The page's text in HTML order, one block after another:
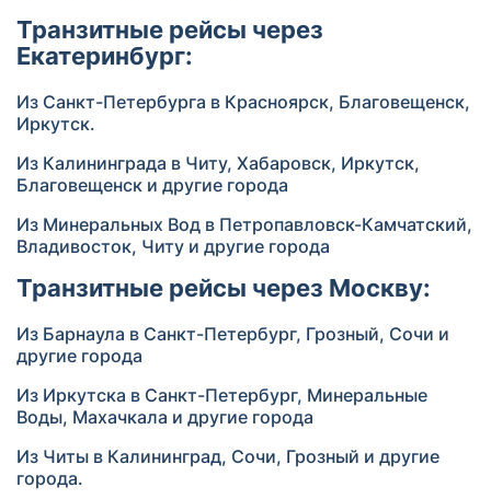
Транзитные рейсы через
Екатеринбург:
Из Санкт-Петербурга в Красноярск, Благовещенск,
Иркутск.
Из Калининграда в Читу, Хабаровск, Иркутск,
Благовещенск и другие города
Из Минеральных Вод в Петропавловск-Камчатский,
Владивосток, Читу и другие города
Транзитные рейсы через Москву:
Из Барнаула в Санкт-Петербург, Грозный, Сочи и
другие города
Из Иркутска в Санкт-Петербург, Минеральные
Воды, Махачкала и другие города
Из Читы в Калининград, Сочи, Грозный и другие
города.